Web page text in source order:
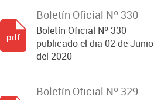
Boletín Oficial Nº 330
Boletín Oficial Nº 330
publicado el dia 02 de Junio
del 2020
pdf
Boletín Oficial Nº 329